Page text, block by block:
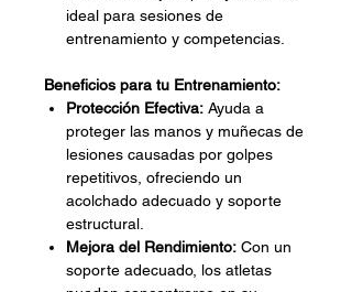
ideal para sesiones de
entrenamiento y competencias.
Beneficios para tu Entrenamiento:
Protección Efectiva: Ayuda a
proteger las manos y muñecas de
lesiones causadas por golpes
repetitivos, ofreciendo un
acolchado adecuado y soporte
estructural.
Mejora del Rendimiento: Con un
soporte adecuado, los atletas